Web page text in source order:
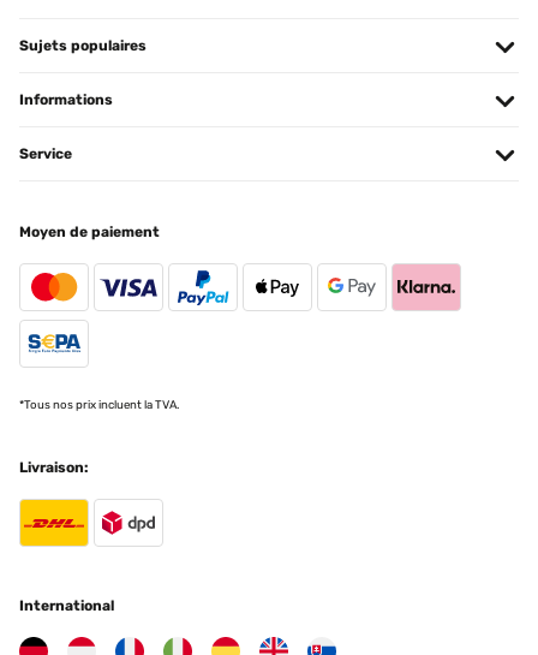
Sujets populaires
Informations
Service
Moyen de paiement
*Tous nos prix incluent la TVA.
Livraison:
International